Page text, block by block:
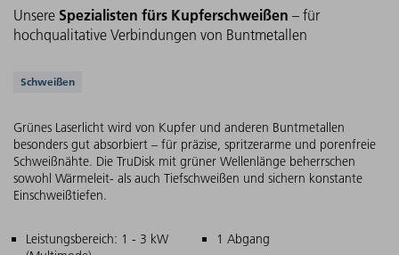
Unsere Spezialisten fürs Kupferschweißen – für
hochqualitative Verbindungen von Buntmetallen
Unterstützte Anwendungen
Schweißen
Grünes Laserlicht wird von Kupfer und anderen Buntmetallen
besonders gut absorbiert – für präzise, spritzerarme und porenfreie
Schweißnähte. Die TruDisk mit grüner Wellenlänge beherrschen
sowohl Wärmeleit- als auch Tiefschweißen und sichern konstante
Einschweißtiefen.
Hauptmerkmale
Leistungsbereich: 1 - 3 kW
1 Abgang